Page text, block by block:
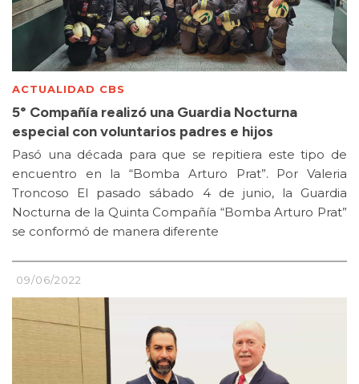
ACTUALIDAD CBS
5° Compañía realizó una Guardia Nocturna
especial con voluntarios padres e hijos
Pasó una década para que se repitiera este tipo de
encuentro en la “Bomba Arturo Prat”. Por Valeria
Troncoso El pasado sábado 4 de junio, la Guardia
Nocturna de la Quinta Compañía “Bomba Arturo Prat”
se conformó de manera diferente
09/06/2022